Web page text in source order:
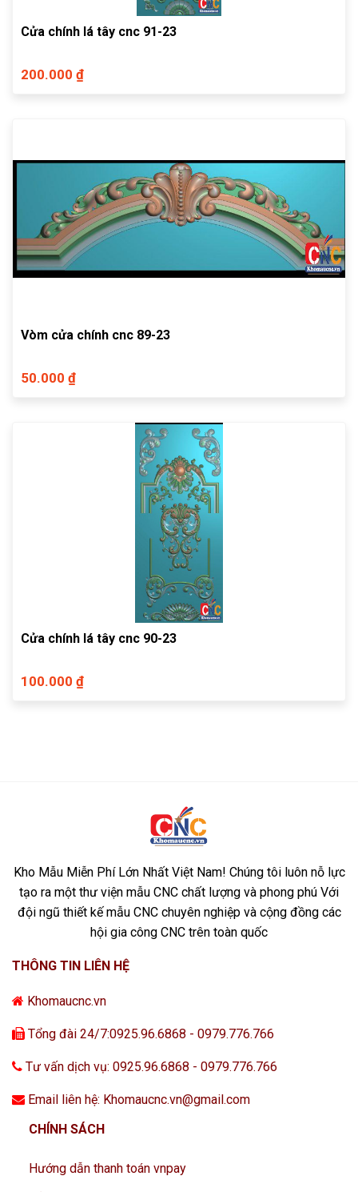
Cửa chính lá tây cnc 91-23
200.000 ₫
Vòm cửa chính cnc 89-23
50.000 ₫
Cửa chính lá tây cnc 90-23
100.000 ₫
Kho Mẫu Miễn Phí Lớn Nhất Việt Nam! Chúng tôi luôn nỗ lực
tạo ra một thư viện mẫu CNC chất lượng và phong phú Với
đội ngũ thiết kế mẫu CNC chuyên nghiệp và cộng đồng các
hội gia công CNC trên toàn quốc
THÔNG TIN LIÊN HỆ
Khomaucnc.vn
Tổng đài 24/7:0925.96.6868 - 0979.776.766
Tư vấn dịch vụ: 0925.96.6868 - 0979.776.766
Email liên hệ: Khomaucnc.vn@gmail.com
CHÍNH SÁCH
Hướng dẫn thanh toán vnpay